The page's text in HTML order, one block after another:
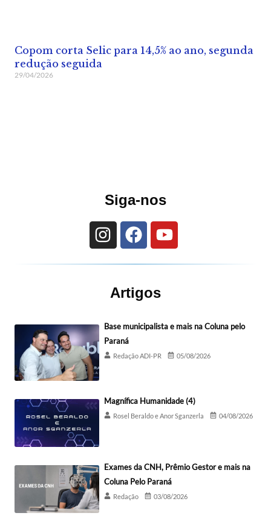
Copom corta Selic para 14,5% ao ano, segunda
redução seguida
29/04/2026
Siga-nos
Artigos
Base municipalista e mais na Coluna pelo
Paraná
Redação ADI-PR 05/08/2026
Magnífica Humanidade (4)
Rosel Beraldo e Anor Sganzerla 04/08/2026
Exames da CNH, Prêmio Gestor e mais na
Coluna Pelo Paraná
Redação 03/08/2026